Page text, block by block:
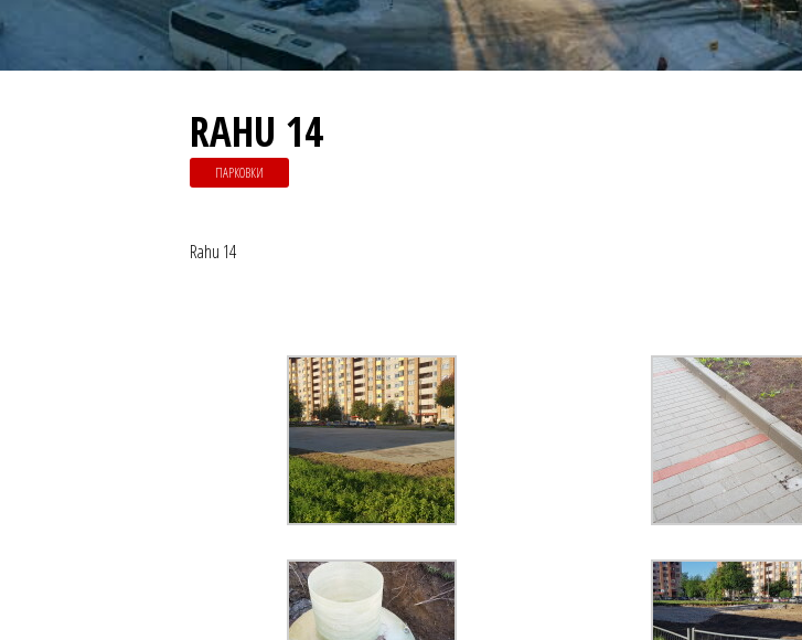
RAHU 14
ПАРКОВКИ
Rahu 14